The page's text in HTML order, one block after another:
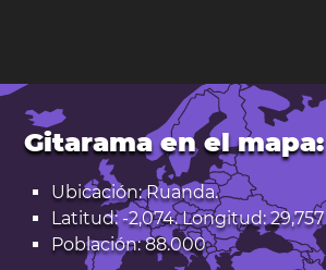
Gitarama en el mapa:
Ubicación: Ruanda.
Latitud: -2,074. Longitud: 29,757
Población: 88.000